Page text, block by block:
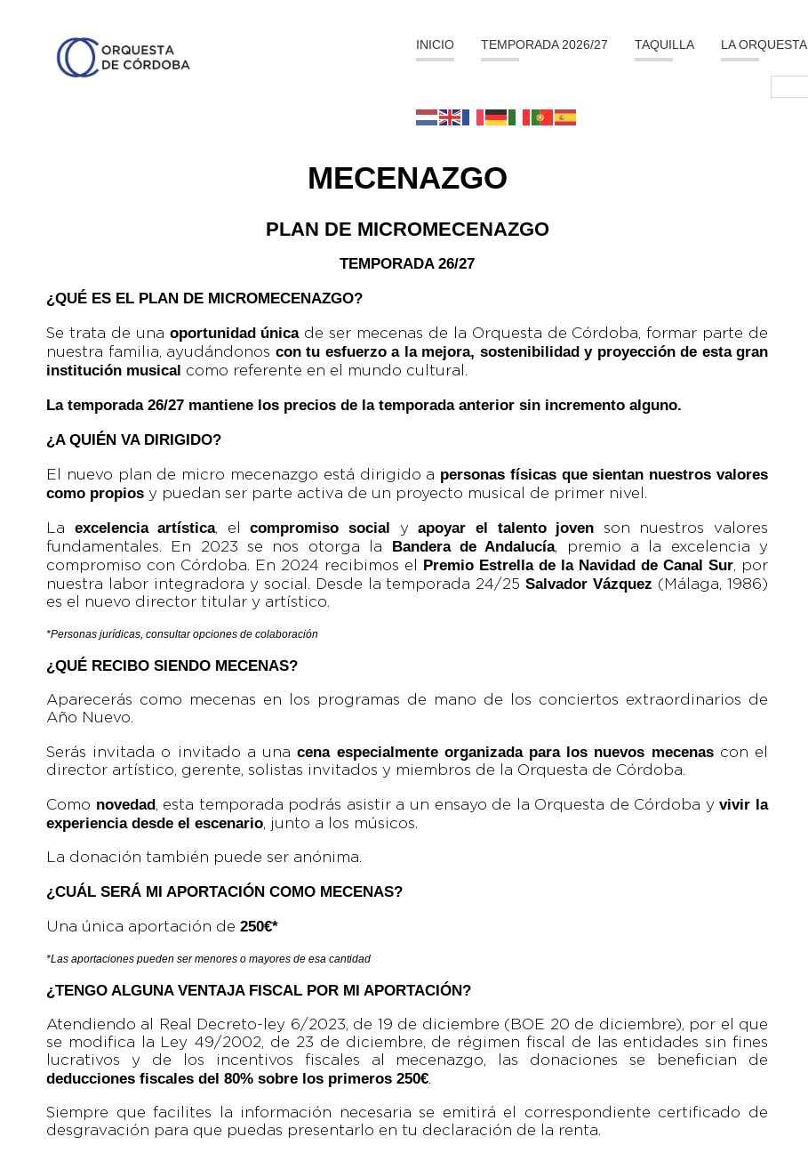
INICIO TEMPORADA 2026/27 TAQUILLA LA ORQUESTA
MECENAZGO
PLAN DE MICROMECENAZGO
TEMPORADA 26/27
¿QUÉ ES EL PLAN DE MICROMECENAZGO?
Se trata de una oportunidad únicade ser mecenas de la Orquesta de Córdoba, formar parte de
nuestra familia, ayudándonos con tu esfuerzo a la mejora, sostenibilidad y proyección de esta gran
institución musical como referente en el mundo cultural.
La temporada 26/27 mantiene los precios de la temporada anterior sin incremento alguno.
¿A QUIÉN VA DIRIGIDO?
El nuevo plan de micro mecenazgo está dirigido a personas físicas que sientan nuestros valores
como propios y puedan ser parte activa de un proyecto musical de primer nivel.
La excelencia artística, elcompromiso social yapoyar el talento joven son nuestros valores
fundamentales. En 2023 se nos otorga la Bandera de Andalucía, premio a la excelencia y
compromiso con Córdoba. En 2024 recibimos el Premio Estrella de la Navidad de Canal Sur, por
nuestra labor integradora y social. Desde la temporada 24/25Salvador Vázquez (Málaga, 1986)
es el nuevo director titular y artístico.
*Personas jurídicas, consultar opciones de colaboración
¿QUÉ RECIBO SIENDO MECENAS?
Aparecerás como mecenas en los programas de mano de los conciertos extraordinarios de
Año Nuevo.
Serás invitada o invitado a unacena especialmente organizada para los nuevos mecenascon el
director artístico, gerente, solistas invitados y miembros de la Orquesta de Córdoba.
Como novedad, esta temporada podrás asistir a un ensayo de la Orquesta de Córdoba yvivir la
experiencia desde el escenario, junto a los músicos.
La donación también puede ser anónima.
¿CUÁL SERÁ MI APORTACIÓN COMO MECENAS?
Una única aportación de 250€*
*Las aportaciones pueden ser menores o mayores de esa cantidad
¿TENGO ALGUNA VENTAJA FISCAL POR MI APORTACIÓN?
Atendiendo al Real Decreto-ley 6/2023, de 19 de diciembre (BOE 20 de diciembre), por el que
se modifica la Ley 49/2002, de 23 de diciembre, de régimen fiscal de las entidades sin fines
lucrativos y de los incentivos fiscales al mecenazgo, las donaciones se benefician de
deducciones fiscales del 80% sobre los primeros 250€.
Siempre que facilites la información necesaria se emitirá el correspondiente certificado de
desgravación para que puedas presentarlo en tu declaración de la renta.